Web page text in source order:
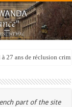
27 ans de réclusion
part of the site